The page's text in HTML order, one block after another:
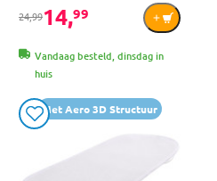
24,9914,99
Vandaag besteld, dinsdag in
huis
Met Aero 3D Structuur